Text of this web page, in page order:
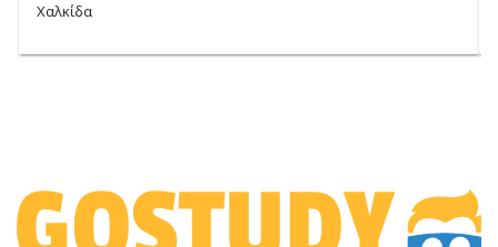
Χαλκίδα